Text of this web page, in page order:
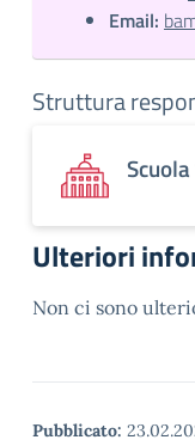
Email:
Struttura
Ulteriori
Non ci sono
Pubblicato: